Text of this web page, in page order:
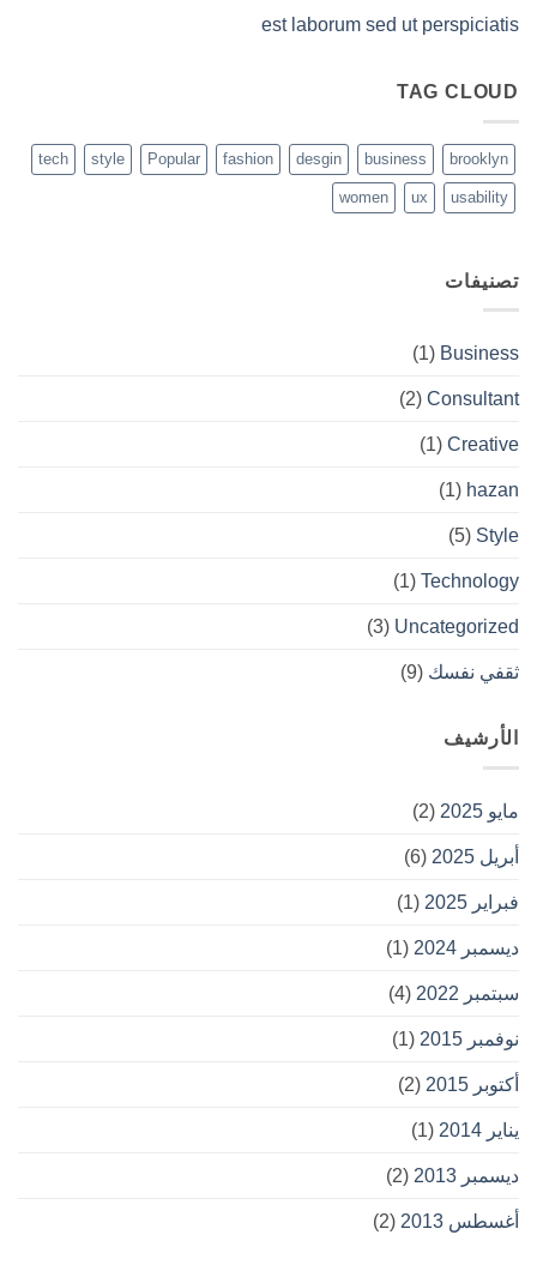
est laborum sed ut perspiciatis
TAG CLOUD
brooklyn
business
desgin
fashion
Popular
style
tech
usability
ux
women
تصنيفات
Business
(1)
Consultant
(2)
Creative
(1)
hazan
(1)
Style
(5)
Technology
(1)
Uncategorized
(3)
ثقفي نفسك (9)
الأرشيف
مايو 2025 (2)
أبريل 2025 (6)
فبراير 2025 (1)
ديسمبر 2024 (1)
سبتمبر 2022 (4)
نوفمبر 2015 (1)
أكتوبر 2015 (2)
يناير 2014 (1)
ديسمبر 2013 (2)
أغسطس 2013 (2)